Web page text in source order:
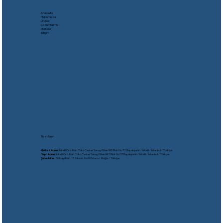
Anasayfa
Hakkımızda
Ürünler
Çözümlerimiz
Markalar
İletişim
Bize Ulaşın
Merkez Adres:İkitelli Osb. Mah. Triko Center Sanayi Sitesi M5 Blok No:72 Başakşehir / İkitelli / İstanbul / Türkiye
Depo Adres:İkitelli Osb. Mah. Triko Center Sanayi Sitesi M2 Blok No:37 Başakşehir / İkitelli / İstanbul / Türkiye
Şube Adres:Gölbaşı Mah. 1524 sok. No:9 Ortaca / Muğla / Türkiye